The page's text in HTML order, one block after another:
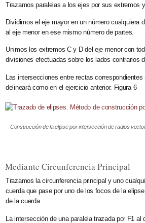
Trazamos paralelas a los ejes por sus extremos
Dividimos el eje mayor en un número
al eje menor en ese mismo número de partes
Unimos los extremos C y D del eje menor con
divisiones efectuadas sobre los lados contrarios
Las intersecciones entre rectas
delineará como en el ejercicio anterior. Figura 6
Construcción de la elipse por intersección de radios
Mediante Circunferencia Principal
Trazamos lacircunferencia principal y uno
cuerdaque pase por uno de los focos de la
de la cuerda.
La intersección de una paralela trazada por F1